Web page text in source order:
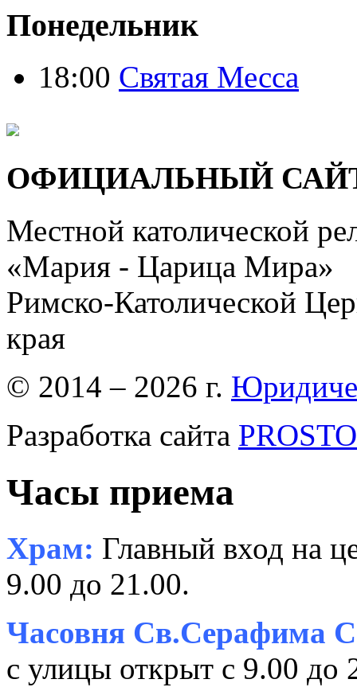
Понедельник
18:00 Святая Месса
ОФИЦИАЛЬНЫЙ
Местной католической
«Мария - Царица Мира»
Римско-Католической
края
© 2014 – 2026 г.
Разработка сайта
Часы приема
Храм: Главный вход на
9.00 до 21.00.
Часовня Св.Серафима
с улицы открыт с 9.00 до